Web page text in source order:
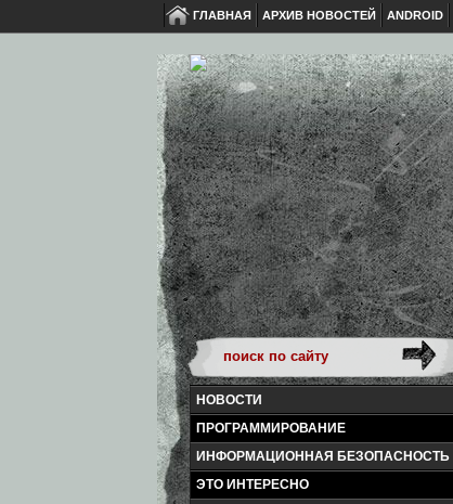
ГЛАВНАЯ АРХИВ НОВОСТЕЙ ANDROID
НОВОСТИ
ПРОГРАММИРОВАНИЕ
ИНФОРМАЦИОННАЯ БЕЗОПАСНОСТЬ
ЭТО ИНТЕРЕСНО